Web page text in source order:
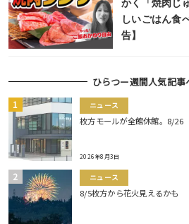
かく「焼肉じ
しいごはん食
告】
ひらつー週間人気記事
ニュース
枚方モールが全館休館。8/26
2026年8月3日
ニュース
8/5枚方から花火見えるかも